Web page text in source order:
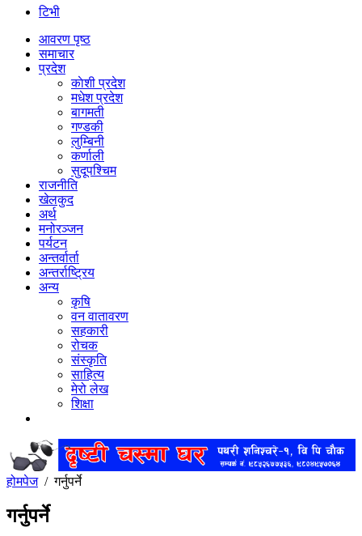
टिभी
आवरण पृष्‍ठ
समाचार
प्रदेश
काेशी प्रदेश
मधेश प्रदेश
बागमती
गण्डकी
लुम्बिनी
कर्णाली
सुदूपश्‍चिम
राजनीति
खेलकुद
अर्थ
मनोरञ्‍जन
पर्यटन
अन्तर्वार्ता
अन्तर्राष्‍ट्रिय
अन्य
कृषि
वन वातावरण
सहकारी
रोचक
संस्कृति
साहित्य
मेरो लेख
शिक्षा
होमपेज/गर्नुपर्ने
गर्नुपर्ने